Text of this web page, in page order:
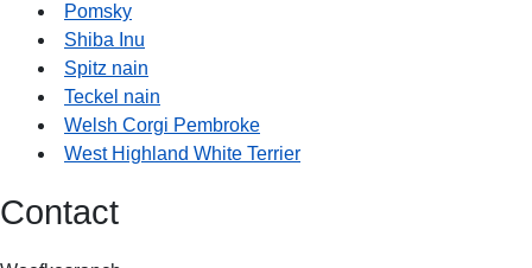
Pomsky
Shiba Inu
Spitz nain
Teckel nain
Welsh Corgi Pembroke
West Highland White Terrier
Contact